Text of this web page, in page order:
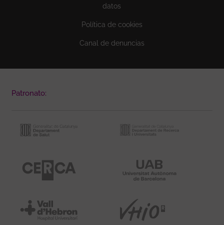
datos
Política de cookies
Canal de denuncias
Patronato: